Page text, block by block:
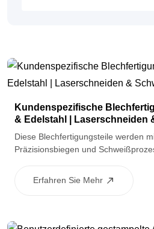
Kundenspezifische
& Edelstahl | Laserschneiden
Diese Blechfertigungsteile werden
Präzisionsbiegen und
eignen sich für Automobilrahmen,
Erfahren Sie Mehr